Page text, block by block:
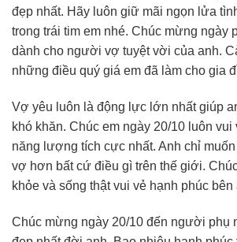
đẹp nhất. Hãy luôn giữ mãi ngọn lửa
trong trái tim em nhé. Chúc mừng ngày
dành cho người vợ tuyệt vời của anh.
những điều quý giá em đã làm cho gia
Vợ yêu luôn là động lực lớn nhất giúp
khó khăn. Chúc em ngày 20/10 luôn vui
năng lượng tích cực nhất. Anh chỉ
vợ hơn bất cứ điều gì trên thế giới.
khỏe và sống thật vui vẻ hạnh phúc bên
Chúc mừng ngày 20/10 đến người phụ